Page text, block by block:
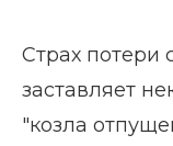
Страх потери
заставляет
"козла